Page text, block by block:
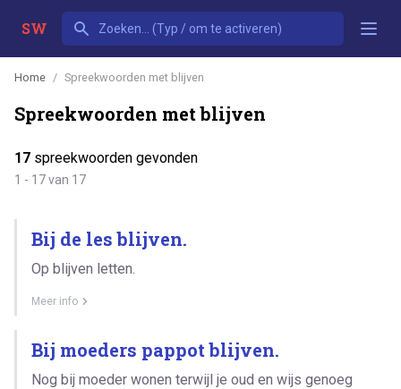
SW
Home Spreekwoorden met blijven
Spreekwoorden met blijven
17 spreekwoorden gevonden
1 - 17 van 17
Bij de les blijven.
Op blijven letten.
Meer info
Bij moeders pappot blijven.
Nog bij moeder wonen terwijl je oud en wijs genoeg